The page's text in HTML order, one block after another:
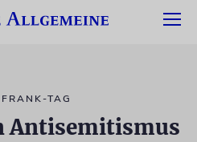
TAG
Antisemitismus